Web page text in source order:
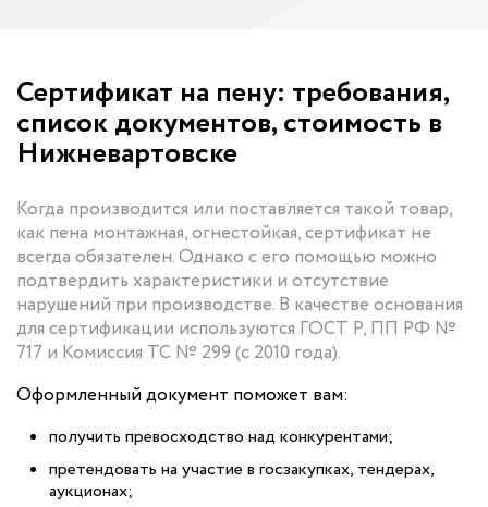
Сертификат на пену: требования,
список документов, стоимость в
Нижневартовске
Когда производится или поставляется такой товар,
как пена монтажная, огнестойкая, сертификат не
всегда обязателен. Однако с его помощью можно
подтвердить характеристики и отсутствие
нарушений при производстве. В качестве основания
для сертификации используются ГОСТ Р, ПП РФ №
717 и Комиссия ТС № 299 (с 2010 года).
Оформленный документ поможет вам:
получить превосходство над конкурентами;
претендовать на участие в госзакупках, тендерах,
аукционах;